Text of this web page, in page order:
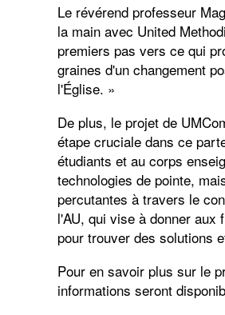
Le révérend professeur
la main avec United
premiers pas vers ce qui
graines d'un changement
l'Église. »
De plus, le projet de
étape cruciale dans ce
étudiants et au corps
technologies de pointe,
percutantes à travers le
l'AU, qui vise à donner
pour trouver des solutions
Pour en savoir plus sur le
informations seront